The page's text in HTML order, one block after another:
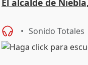
El alcalde de
Sonido Totales